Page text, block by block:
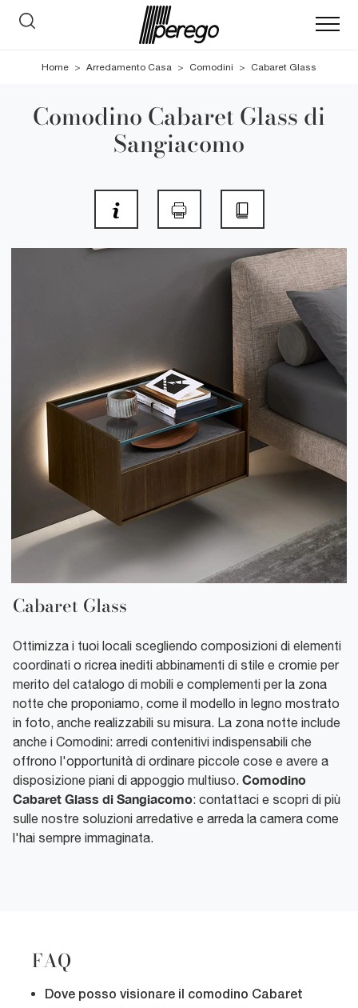
Home > Arredamento Casa > Comodini > Cabaret Glass
Comodino Cabaret Glass di
Sangiacomo
Cabaret Glass
Ottimizza i tuoi locali scegliendo composizioni di elementi
coordinati o ricrea inediti abbinamenti di stile e cromie per
merito del catalogo di mobili e complementi per la zona
notte che proponiamo, come il modello in legno mostrato
in foto, anche realizzabili su misura. La zona notte include
anche i Comodini: arredi contenitivi indispensabili che
offrono l'opportunità di ordinare piccole cose e avere a
disposizione piani di appoggio multiuso. Comodino
Cabaret Glass di Sangiacomo: contattaci e scopri di più
sulle nostre soluzioni arredative e arreda la camera come
l'hai sempre immaginata.
FAQ
Dove posso visionare il comodino Cabaret